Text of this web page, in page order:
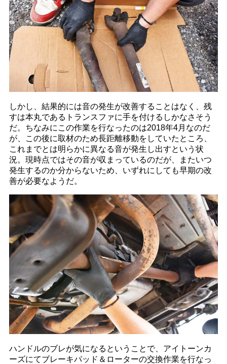
しかし、結果的には音の発生が改善することはなく、残
すは本丸であるトランスファに手を付けるしかなさそう
だ。ちなみにこの作業を行なったのは2018年4月なのだ
が、この後に取材のため長距離移動をしていたところ、
これまでとは明らかに異なる音が発生し出すという状
況。現時点ではその音が収まっているのだが、またいつ
発生するのか分からないため、いずれにしても早期の改
善が必要なようだ。
ハンドルのブレが気になるということで、アイトーンカ
ーズにてブレーキパッド＆ローターの交換作業を行なっ